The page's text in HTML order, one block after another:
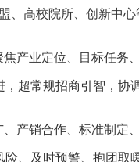
、高校院所、创新中
产业定位、目标任
超常规招商引智，协
产销合作、标准制定
、及时预警、抱团取